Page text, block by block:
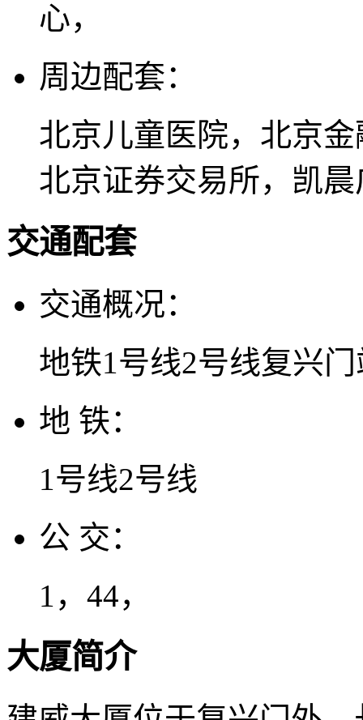
心，
周边配套：
北京儿童医院，北京
北京证券交易所，凯
交通配套
交通概况：
地铁1号线2号线复兴
地 铁：
1号线2号线
公 交：
1，44，
大厦简介